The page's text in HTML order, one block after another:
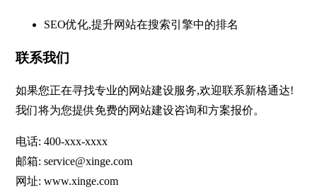
SEO优化,提升网站在搜索引擎中的排名
联系我们
如果您正在寻找专业的网站建设服务,欢迎联系新格通达!
我们将为您提供免费的网站建设咨询和方案报价。
电话: 400-xxx-xxxx
邮箱: service@xinge.com
网址: www.xinge.com